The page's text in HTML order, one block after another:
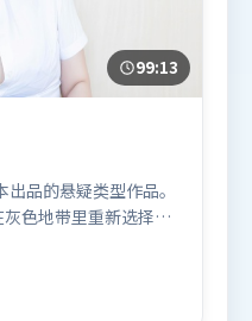
99:13
品的悬疑类型作品。
色地带里重新选择立
，既致敬经典也尝试
格执导，张译、朱一
片于2019年1月3日